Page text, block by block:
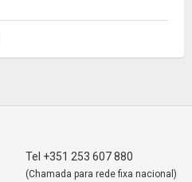
Tel +351 253 607 880
(Chamada para rede fixa nacional)